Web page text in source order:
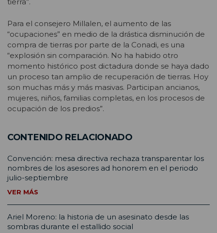
Para el consejero Millalen, el aumento de las
“ocupaciones” en medio de la drástica disminución de
compra de tierras por parte de la Conadi, es una
“explosión sin comparación. No ha habido otro
momento histórico post dictadura donde se haya dado
un proceso tan amplio de recuperación de tierras. Hoy
son muchas más y más masivas. Participan ancianos,
mujeres, niños, familias completas, en los procesos de
ocupación de los predios”.
CONTENIDO RELACIONADO
Convención: mesa directiva rechaza transparentar los
nombres de los asesores ad honorem en el periodo
julio-septiembre
VER MÁS
Ariel Moreno: la historia de un asesinato desde las
sombras durante el estallido social